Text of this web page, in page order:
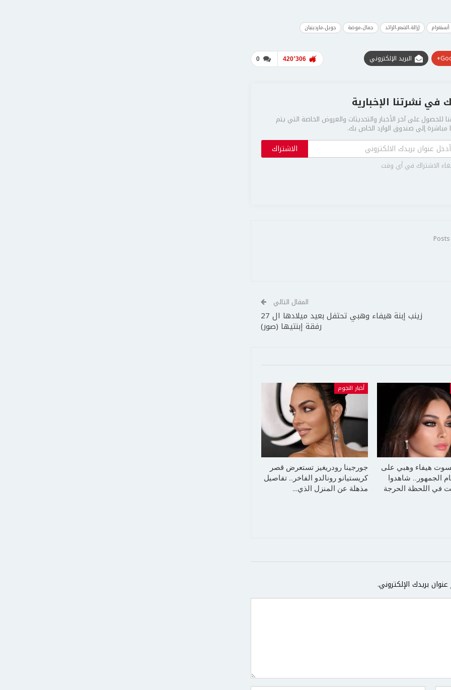
أنستغرام إزالة،الشعر،الزائد جمال،موضة جويل،ماردينيان
0 420٬306 البريد الإلكتروني
في نشرتنا الإخبارية
للحصول على آخر الأخبار والتحديثات والعروض الخاصة التي يتم
إلى صندوق الوارد الخاص بك.
الاشتراك
الاشتراك في أي وقت
المقال التالي
زينب إبنة هيفاء وهبي تحتفل بعيد ميلادها ال 27
رفقة إبنتيها (صور)
هيفاء وهبي على
الجمهور.. شاهدوا
في اللحظة الحرجة
أخبار النجوم
جورجينا رودريغيز تستعرض قصر
كريستيانو رونالدو الفاخر.. تفاصيل
مذهلة عن المنزل الذي…
بريدك الإلكتروني.